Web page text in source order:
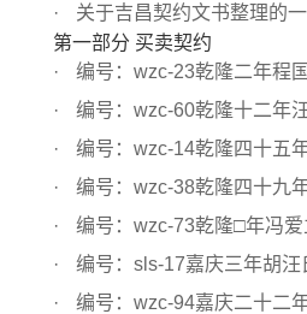
关于吉昌契约文书整理的
第一部分 买卖契约
编号：wzc-23乾隆二年程国珍等
编号：wzc-60乾隆十二年汪再昆
编号：wzc-14乾隆四十五年汪子龙
编号：wzc-38乾隆四十九年汪子
编号：wzc-73乾隆□年冯
编号：sls-17嘉庆三年胡汪氏等
编号：wzc-94嘉庆二十二年汪朝德